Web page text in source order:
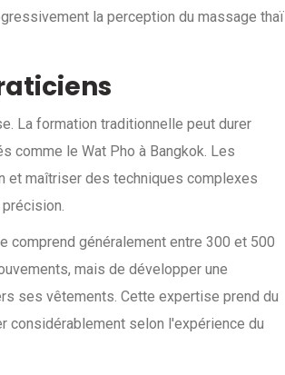
la perception du massage thaï
La formation traditionnelle peut durer
comme le Wat Pho à Bangkok. Les
et maîtriser des techniques complexes
comprend généralement entre 300 et 500
mais de développer une
ses vêtements. Cette expertise prend du
considérablement selon l'expérience du